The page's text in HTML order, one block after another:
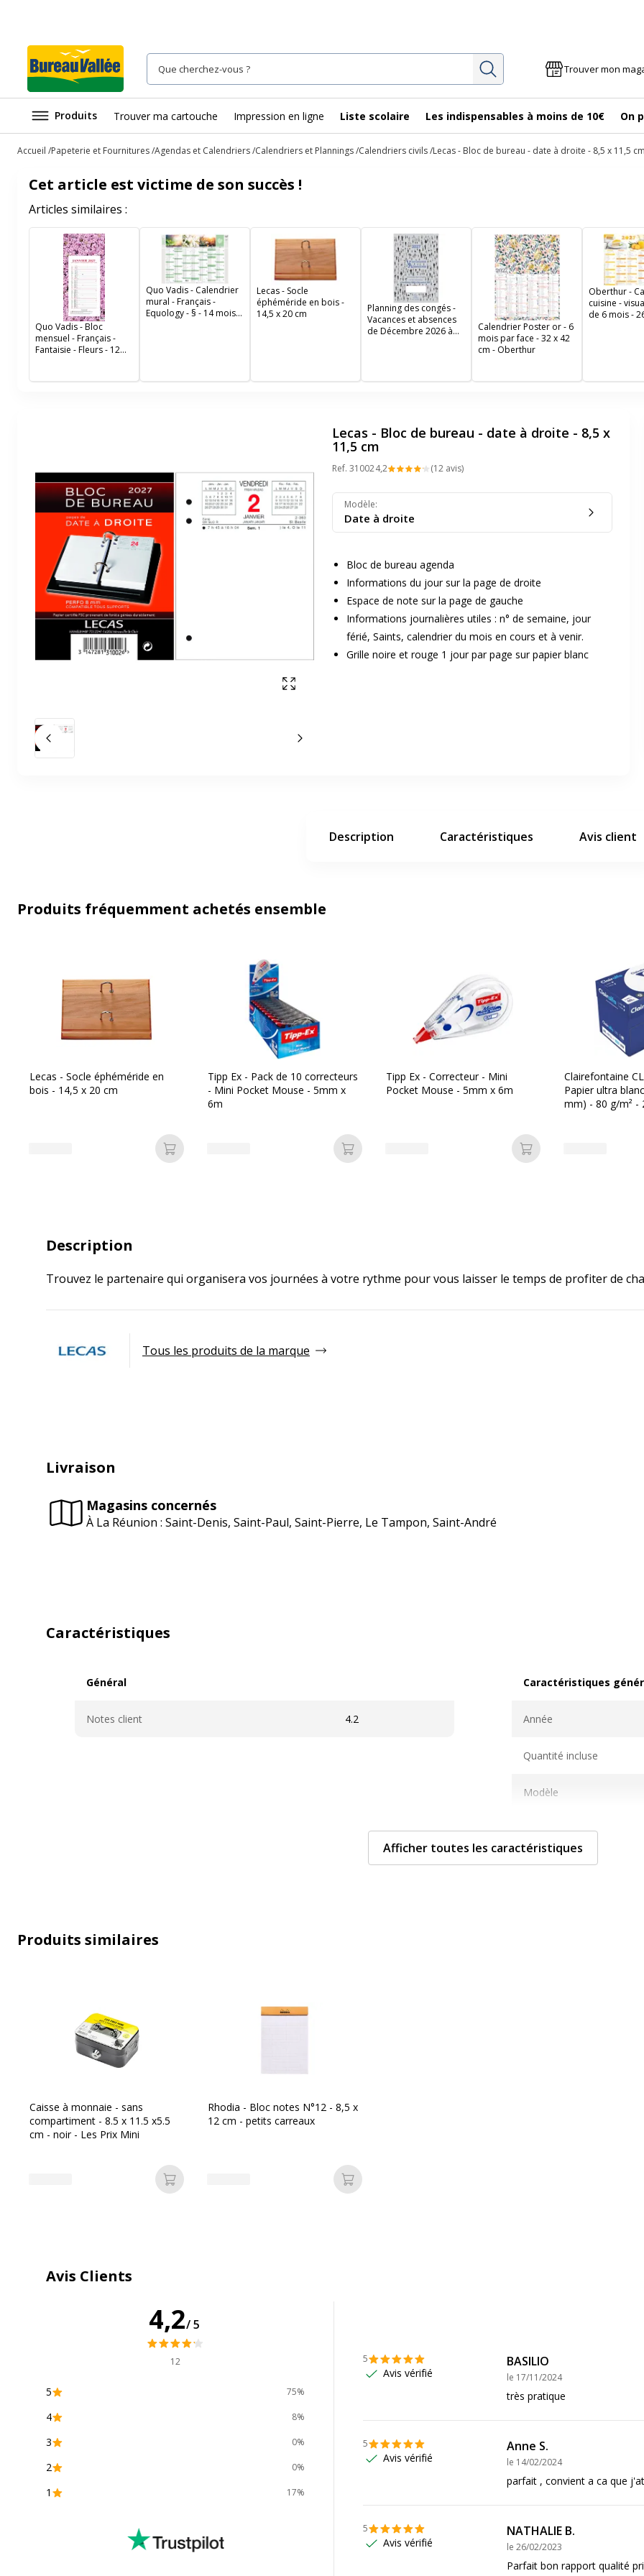
Rechercher Trouver mon
Produits Trouver ma cartouche Impression en ligne Liste scolaire Les indispensables à moins de 10€ On
Accueil Papeterie et Fournitures Agendas et Calendriers Calendriers et Plannings Calendriers civils Lecas - Bloc de bureau - date à droite - 8,5 x 11,5 cm
Cet article est victime de son succès !
Articles similaires :
Quo Vadis - Bloc
mensuel - Français -
Fantaisie - Fleurs - 12
- Papier Clairefontaine
Quo Vadis - Calendrier
mural - Français -
Equology - § - 14 mois
Lecas - Socle
éphéméride en bois -
14,5 x 20 cm
Planning des congés -
Vacances et absences
de Décembre 2026 à
Calendrier Poster or - 6
mois par face - 32 x 42
cm - Oberthur
Oberthur -
cuisine -
de 6 mois -
Afficher en plein écran
Slide précédent Slide suivant
Lecas - Bloc de bureau - date à droite - 8,5 x
11,5 cm
Ref. 310024,2 (12 avis)
Modèle:
Date à droite
Bloc de bureau agenda
Informations du jour sur la page de droite
Espace de note sur la page de gauche
Informations journalières utiles : n° de semaine, jour
férié, Saints, calendrier du mois en cours et à venir.
Grille noire et rouge 1 jour par page sur papier blanc
Description Caractéristiques Avis client
Produits fréquemment achetés ensemble
Lecas - Socle éphéméride en
bois - 14,5 x 20 cm
Ajouter au panier
Tipp Ex - Pack de 10 correcteurs
- Mini Pocket Mouse - 5mm x
6m
Ajouter au panier
Tipp Ex - Correcteur - Mini
Pocket Mouse - 5mm x 6m
Ajouter au panier
Clairefontaine
Papier ultra
mm) - 80 g/m² -
Description
Trouvez le partenaire qui organisera vos journées à votre rythme pour vous laisser le temps de profiter de
Tous les produits de la marque
Livraison
Magasins concernés
À La Réunion : Saint-Denis, Saint-Paul, Saint-Pierre, Le Tampon, Saint-André
Caractéristiques
Général
Notes client 4.2
Caractéristiques
Année
Quantité incluse
Modèle
Format
Localisation
Meilleures ventes De bureau
Code barre maitre
Référence produit fabricant
Afficher toutes les caractéristiques
Produits similaires
Caisse à monnaie - sans
compartiment - 8.5 x 11.5 x5.5
cm - noir - Les Prix Mini
Ajouter au panier
Rhodia - Bloc notes N°12 - 8,5 x
12 cm - petits carreaux
Ajouter au panier
Avis Clients
4,2/5
12
5 75%
4 8%
3 0%
2 0%
1 17%
5
Avis vérifié
BASILIO
le 17/11/2024
très pratique
5
Avis vérifié
Anne S.
le 14/02/2024
parfait , convient a ca que
5
Avis vérifié
NATHALIE B.
le 26/02/2023
Parfait bon rapport qualité